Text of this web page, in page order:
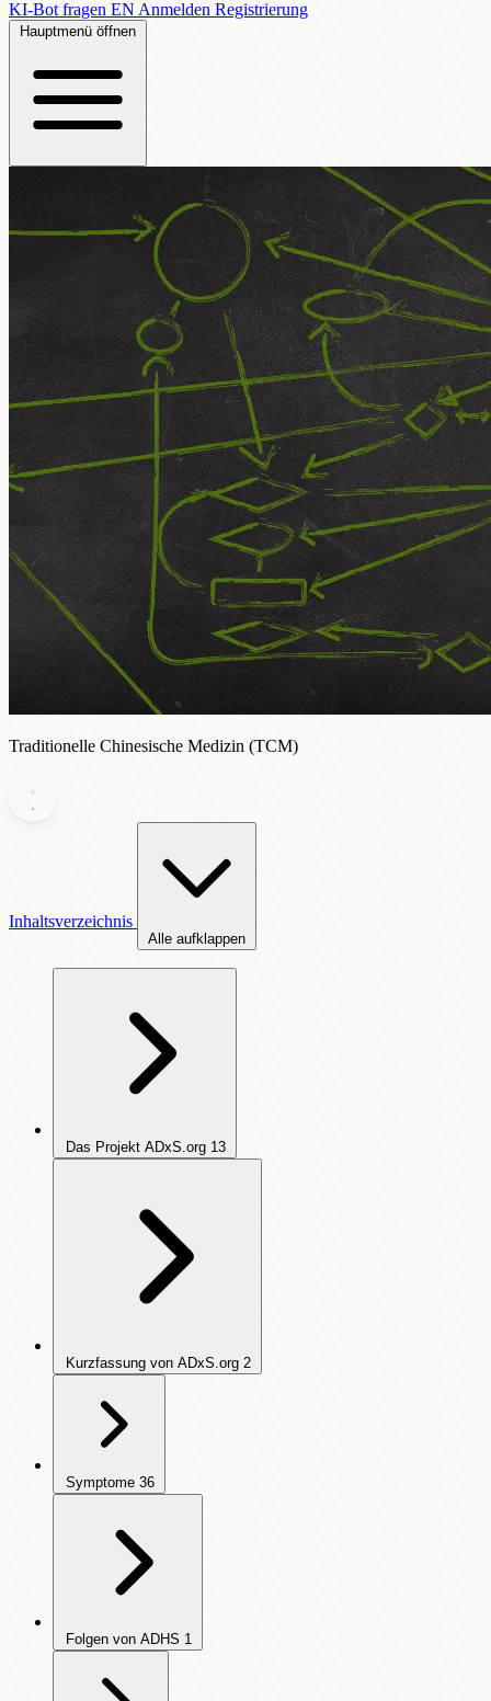
KI-Bot fragen EN Anmelden Registrierung
Hauptmenü öffnen
Traditionelle Chinesische Medizin (TCM)
Inhaltsverzeichnis
Alle aufklappen
Das Projekt ADxS.org 13
Kurzfassung von ADxS.org 2
Symptome 36
Folgen von ADHS 1